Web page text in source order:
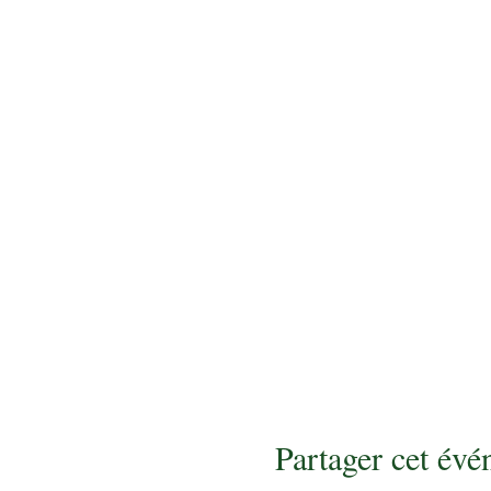
Partager cet